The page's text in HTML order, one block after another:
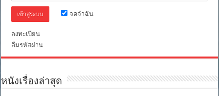
3
+
DTS]
จดจำฉัน
ลงทะเบียน
ลืมรหัสผ่าน
หนังเรื่องล่าสุด